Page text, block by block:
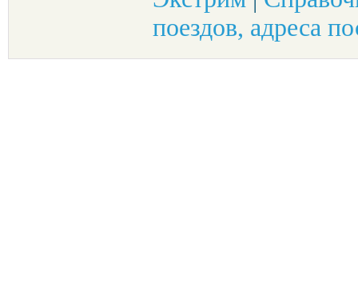
поездов, адреса